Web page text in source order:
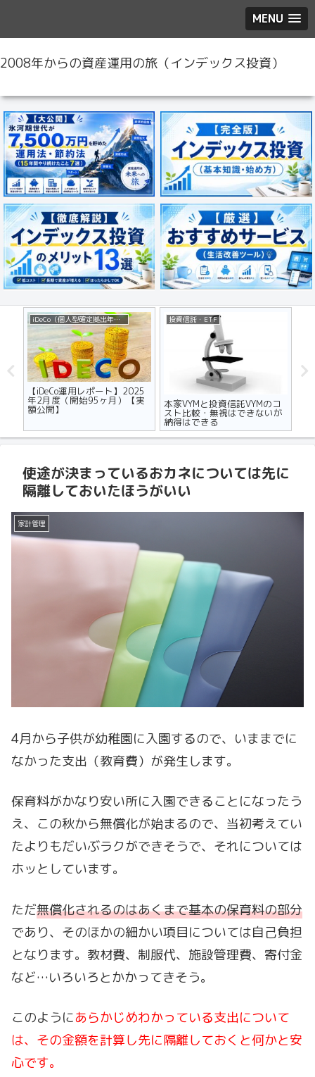
MENU
2008年からの資産運用の旅（インデックス投資）
iDeCo（個人型確定拠出年金）
【iDeCo運用レポート】2025
年2月度（開始95ヶ月）【実
額公開】
投資信託・ETF
本家VYMと投資信託VYMのコ
スト比較・無視はできないが
納得はできる
使途が決まっているおカネについては先に
隔離しておいたほうがいい
家計管理
4月から子供が幼稚園に入園するので、いままでに
なかった支出（教育費）が発生します。
保育料がかなり安い所に入園できることになったう
え、この秋から無償化が始まるので、当初考えてい
たよりもだいぶラクができそうで、それについては
ホッとしています。
ただ無償化されるのはあくまで基本の保育料の部分
であり、そのほかの細かい項目については自己負担
となります。教材費、制服代、施設管理費、寄付金
など…いろいろとかかってきそう。
このようにあらかじめわかっている支出について
は、その金額を計算し先に隔離しておくと何かと安
心です。